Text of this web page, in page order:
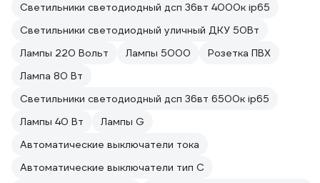
Светильники светодиодный дсп 36вт 4000к ip65
Светильники светодиодный уличный ДКУ 50Вт
Лампы 220 Вольт
Лампы 5000
Розетка ПВХ
Лампа 80 Вт
Светильники светодиодный дсп 36вт 6500к ip65
Лампы 40 Вт
Лампы G
Автоматические выключатели тока
Автоматические выключатели тип C